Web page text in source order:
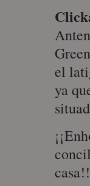
el
ya
casa!!